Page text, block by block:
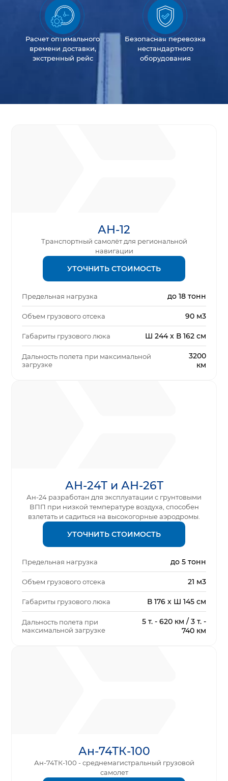
Расчет оптимального
времени доставки,
экстренный рейс
Безопасная перевозка
нестандартного
оборудования
АН-12
Транспортный самолёт для региональной
навигации
УТОЧНИТЬ СТОИМОСТЬ
Предельная нагрузка до 18 тонн
Объем грузового отсека 90 м3
Габариты грузового люка Ш 244 x В 162 см
Дальность полета при максимальной
загрузке
3200
км
АН-24Т и АН-26Т
Ан-24 разработан для эксплуатации с грунтовыми
ВПП при низкой температуре воздуха, способен
взлетать и садиться на высокогорные аэродромы.
УТОЧНИТЬ СТОИМОСТЬ
Предельная нагрузка до 5 тонн
Объем грузового отсека 21 м3
Габариты грузового люка В 176 x Ш 145 см
Дальность полета при
максимальной загрузке
5 т. - 620 км / 3 т. -
740 км
Ан-74ТК-100
Ан-74ТК-100 - среднемагистральный грузовой
самолет